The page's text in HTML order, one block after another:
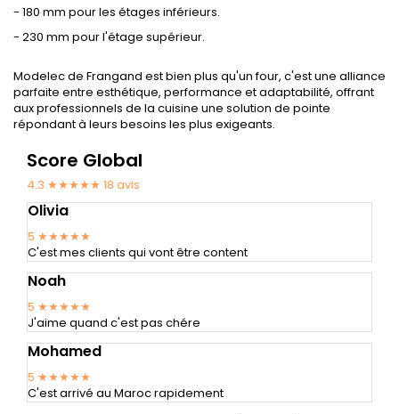
- 180 mm pour les étages inférieurs.
- 230 mm pour l'étage supérieur.
Modelec de Frangand est bien plus qu'un four, c'est une alliance
parfaite entre esthétique, performance et adaptabilité, offrant
aux professionnels de la cuisine une solution de pointe
répondant à leurs besoins les plus exigeants.
Score Global
4.3 ★★★★★ 18 avis
Olivia
5 ★★★★★
C'est mes clients qui vont être content
Noah
5 ★★★★★
J'aime quand c'est pas chére
Mohamed
5 ★★★★★
C'est arrivé au Maroc rapidement